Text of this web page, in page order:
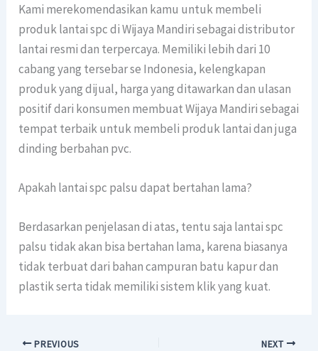
Kami merekomendasikan kamu untuk membeli
produk lantai spc di Wijaya Mandiri sebagai distributor
lantai resmi dan terpercaya. Memiliki lebih dari 10
cabang yang tersebar se Indonesia, kelengkapan
produk yang dijual, harga yang ditawarkan dan ulasan
positif dari konsumen membuat Wijaya Mandiri sebagai
tempat terbaik untuk membeli produk lantai dan juga
dinding berbahan pvc.
Apakah lantai spc palsu dapat bertahan lama?
Berdasarkan penjelasan di atas, tentu saja lantai spc
palsu tidak akan bisa bertahan lama, karena biasanya
tidak terbuat dari bahan campuran batu kapur dan
plastik serta tidak memiliki sistem klik yang kuat.
PREVIOUS NEXT